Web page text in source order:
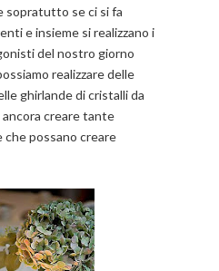
sopratutto se ci si fa
e insieme si realizzano i
del nostro giorno
realizzare delle
ghirlande di cristalli da
creare tante
possano creare